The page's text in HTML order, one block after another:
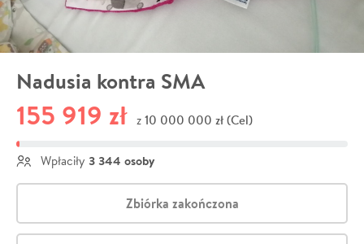
Nadusia kontra SMA
155 919 zł z 10 000 000 zł (Cel)
Wpłaciły 3 344 osoby
Zbiórka zakończona